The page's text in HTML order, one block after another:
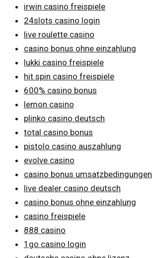
irwin casino freispiele
24slots casino login
live roulette casino
casino bonus ohne einzahlung
lukki casino freispiele
hit spin casino freispiele
600% casino bonus
lemon casino
plinko casino deutsch
total casino bonus
pistolo casino auszahlung
evolve casino
casino bonus umsatzbedingungen
live dealer casino deutsch
casino bonus ohne einzahlung
casino freispiele
888 casino
1go casino login